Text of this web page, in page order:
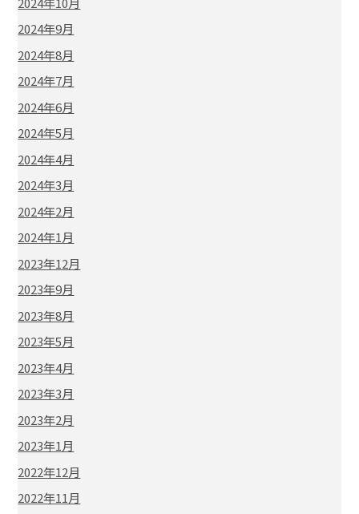
2024年9月
2024年8月
2024年7月
2024年6月
2024年5月
2024年4月
2024年3月
2024年2月
2024年1月
2023年12月
2023年9月
2023年8月
2023年5月
2023年4月
2023年3月
2023年2月
2023年1月
2022年12月
2022年11月